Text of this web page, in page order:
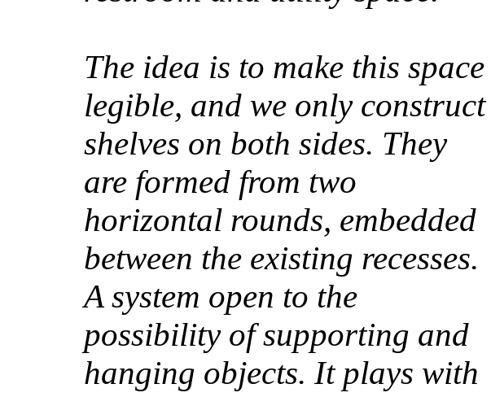
The idea is to make this space
legible, and we only construct
shelves on both sides. They
are formed from two
horizontal rounds, embedded
between the existing recesses.
A system open to the
possibility of supporting and
hanging objects. It plays with